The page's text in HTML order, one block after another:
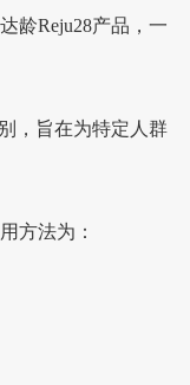
Reju28产品，一
，旨在为特定人群
方法为：